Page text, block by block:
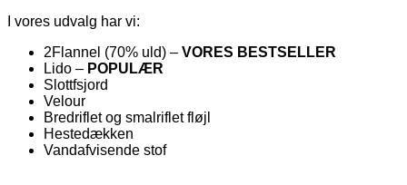
I vores udvalg har vi:
2Flannel (70% uld) – VORES BESTSELLER
Lido – POPULÆR
Slottfsjord
Velour
Bredriflet og smalriflet fløjl
Hestedækken
Vandafvisende stof